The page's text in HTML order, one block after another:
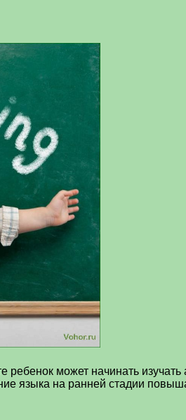
может начинать изучать
языка на ранней стадии